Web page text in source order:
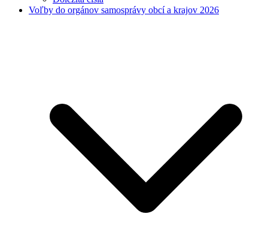
Voľby do orgánov samosprávy obcí a krajov 2026